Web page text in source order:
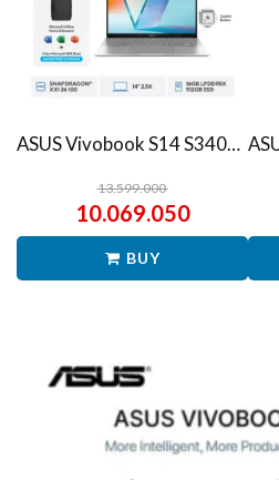
ASUS Vivobook S14 S3407QA – IPSP151M – Matte Gray
13.599.000
10.069.050
BUY